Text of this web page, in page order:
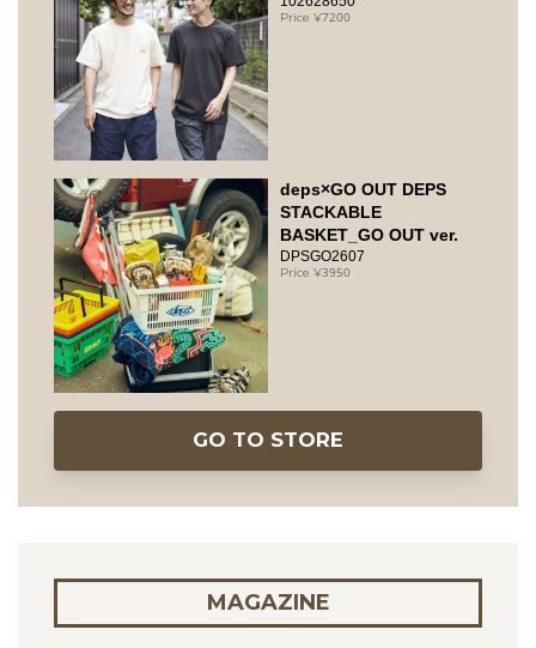
7200
deps×GO OUT DEPS
STACKABLE
BASKET_GO OUT ver.
DPSGO2607
3950
GO TO STORE
MAGAZINE